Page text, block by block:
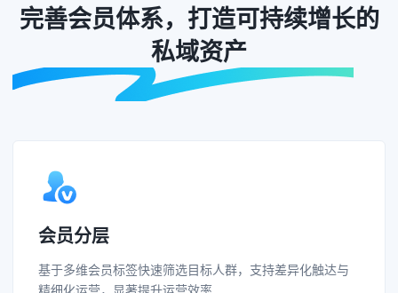
完善会员体系，打造可持续增长的
私域资产
会员分层
基于多维会员标签快速筛选目标人群，支持差异化触达与